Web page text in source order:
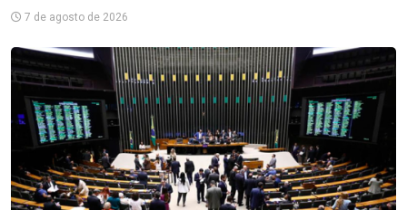
7 de agosto de 2026